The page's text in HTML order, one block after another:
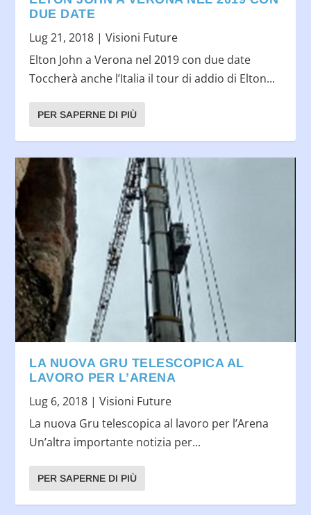
DUE DATE
Lug 21, 2018 |Visioni Future
Elton John a Verona nel 2019 con due date
Toccherà anche l’Italia il tour di addio di Elton...
PER SAPERNE DI PIÙ
LA NUOVA GRU TELESCOPICA AL
LAVORO PER L’ARENA
Lug 6, 2018 |Visioni Future
La nuova Gru telescopica al lavoro per l’Arena
Un’altra importante notizia per...
PER SAPERNE DI PIÙ